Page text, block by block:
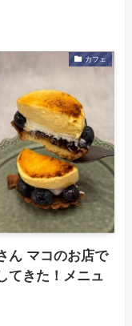
カフェ
ん マコのお店で
てきた！メニュ